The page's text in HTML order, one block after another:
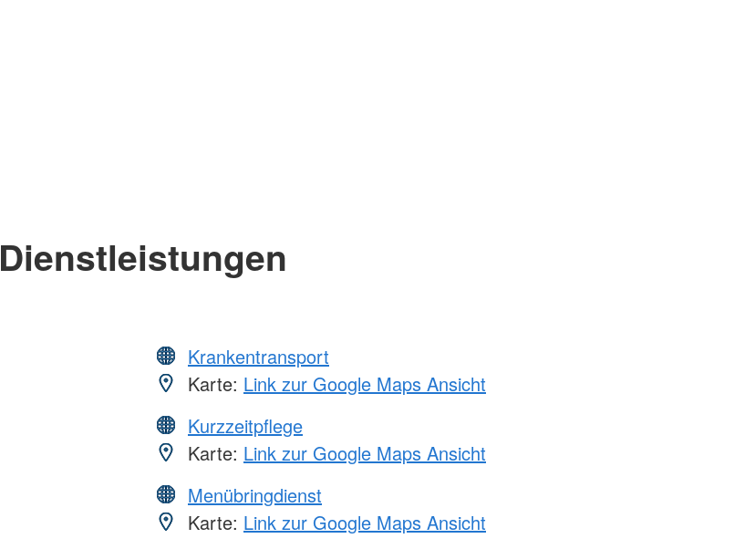
Dienstleistungen
Krankentransport
Karte: Link zur Google Maps Ansicht
Kurzzeitpflege
Karte: Link zur Google Maps Ansicht
Menübringdienst
Karte: Link zur Google Maps Ansicht